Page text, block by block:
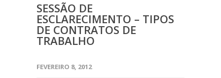
SESSÃO DE
ESCLARECIMENTO – TIPOS
DE CONTRATOS DE
TRABALHO
FEVEREIRO 8, 2012